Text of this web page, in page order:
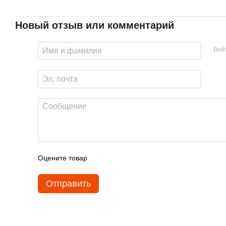
Новый отзыв или комментарий
Оцените товар
Отправить